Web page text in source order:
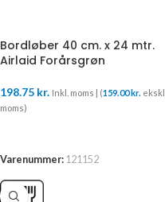
Bordløber 40 cm. x 24 mtr.
Airlaid Forårsgrøn
198.75 kr. Inkl. moms | (159.00kr. ekskl.
moms)
Varenummer: 121152